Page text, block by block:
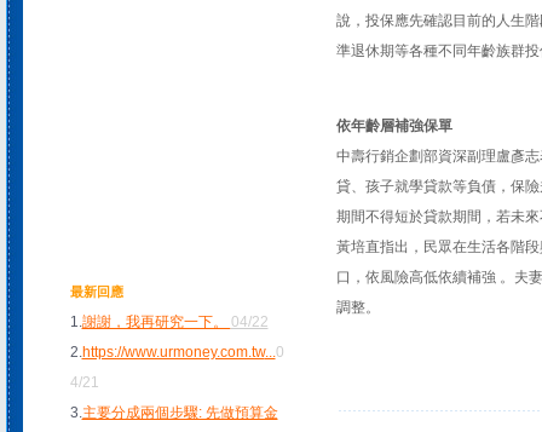
最新回應
1.謝謝，我再研究一下。 04/22
2.https://www.urmoney.com.tw...0
4/21
3.主要分成兩個步驟: 先做預算金
說，投保應先確認目前的人生
準退休期等各種不同年齡族群
依年齡層補強保單
中壽行銷企劃部資深副理盧彥
貸、孩子就學貸款等負債，保
期間不得短於貸款期間，若未
黃培直指出，民眾在生活各階
口，依風險高低依續補強 。夫
調整。